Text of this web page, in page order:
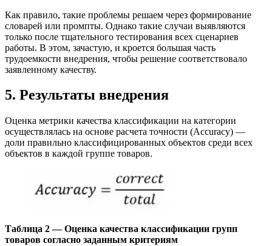
Как правило, такие проблемы решаем через формирование
словарей или промпты. Однако такие случаи выявляются
только после тщательного тестирования всех сценариев
работы. В этом, зачастую, и кроется большая часть
трудоемкости внедрения, чтобы решение соответствовало
заявленному качеству.
5. Результаты внедрения
Оценка метрики качества классификации на категории
осуществлялась на основе расчета точности (Accuracy) —
доли правильно классифицированных объектов среди всех
объектов в каждой группе товаров.
Таблица 2 — Оценка качества классификации групп
товаров согласно заданным критериям